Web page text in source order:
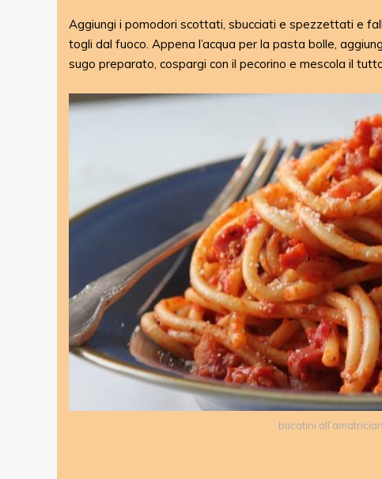
Aggiungi i pomodori scottati, sbucciati e spezzettati e
togli dal fuoco. Appena l’acqua per la pasta bolle,
sugo preparato, cospargi con il pecorino e mescola il
bucatini